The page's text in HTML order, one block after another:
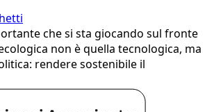
che si sta giocando sul fronte
non è quella tecnologica, ma
rendere sostenibile il